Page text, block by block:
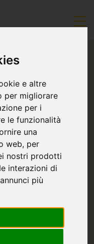
e altre
per migliorare
per i
le funzionalità
una
web, per
nostri prodotti
interazioni di
più